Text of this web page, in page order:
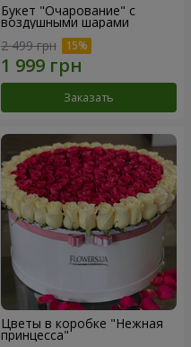
Букет "Очарование" с
воздушными шарами
2 499 грн
Заказать
Цветы в коробке "Нежная
принцесса"